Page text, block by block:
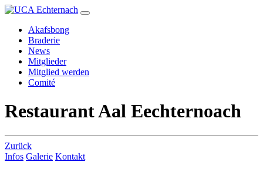
Akafsbong
Braderie
News
Mitglieder
Mitglied werden
Comité
Restaurant Aal Eechternoach
Zurück
Infos Galerie Kontakt